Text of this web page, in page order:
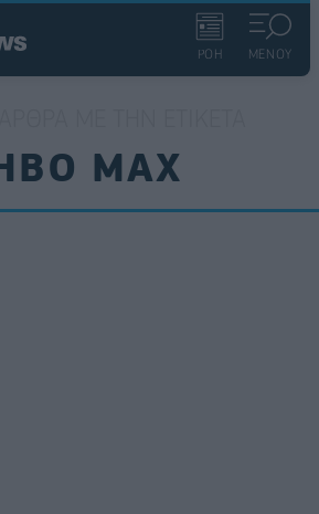
ΡΟΗ ΜΕΝΟΥ
MAX